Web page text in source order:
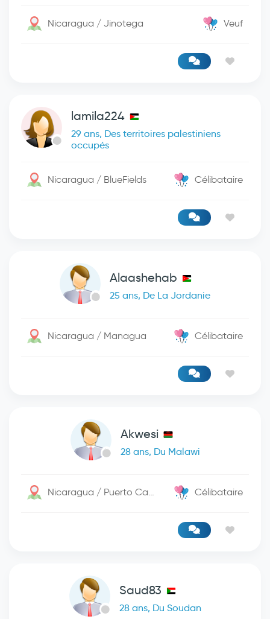
Nicaragua / Jinotega Veuf
lamila224
29 ans, Des territoires palestiniens
occupés
Nicaragua / BlueFields Célibataire
Alaashehab
25 ans, De La Jordanie
Nicaragua / Managua Célibataire
Akwesi
28 ans, Du Malawi
Nicaragua / Puerto Cabezas Célibataire
Saud83
28 ans, Du Soudan